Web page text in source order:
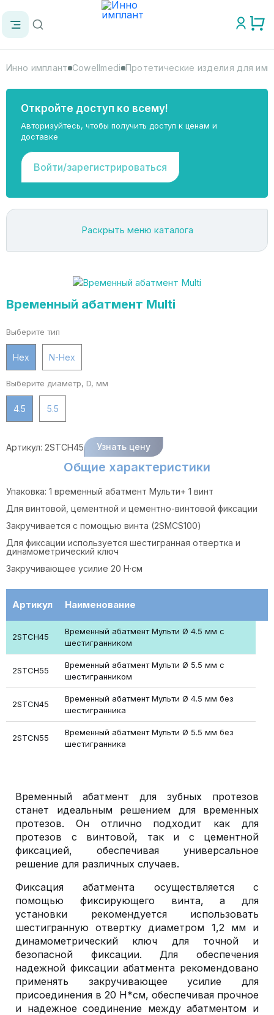
Инно имплант Cowellmedi Протетические изделия для
Откройте доступ ко всему!
Авторизуйтесь, чтобы получить доступ к ценам и
доставке
Войти/зарегистрироваться
Раскрыть меню каталога
Временный абатмент Multi
Выберите тип
Hex N-Hex
Выберите диаметр, D, мм
4.5 5.5
Артикул: 2STCH45 Узнать цену
Общие характеристики
Упаковка: 1 временный абатмент Мульти+ 1 винт
Для винтовой, цементной и цементно-винтовой фиксации
Закручивается с помощью винта (2SMCS100)
Для фиксации используется шестигранная отвертка и
динамометрический ключ
Закручивающее усилие 20 Н·см
Артикул Наименование
2STCH45
Временный абатмент Мульти Ø 4.5 мм с
шестигранником
2STCH55
Временный абатмент Мульти Ø 5.5 мм с
шестигранником
2STCN45
Временный абатмент Мульти Ø 4.5 мм без
шестигранника
2STCN55
Временный абатмент Мульти Ø 5.5 мм без
шестигранника
Временный абатмент для зубных протезов
станет идеальным решением для временных
протезов. Он отлично подходит как для
протезов с винтовой, так и с цементной
фиксацией, обеспечивая универсальное
решение для различных случаев.
Фиксация абатмента осуществляется с
помощью фиксирующего винта, а для
установки рекомендуется использовать
шестигранную отвертку диаметром 1,2 мм и
динамометрический ключ для точной и
безопасной фиксации. Для обеспечения
надежной фиксации абатмента рекомендовано
применять закручивающее усилие для
присоединения в 20 Н*см, обеспечивая прочное
и надежное соединение между абатментом и